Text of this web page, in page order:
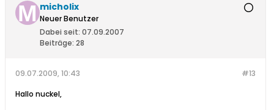
micholix
Neuer Benutzer
Dabei seit: 07.09.2007
Beiträge: 28
#13
09.07.2009, 10:43
Hallo nuckel,